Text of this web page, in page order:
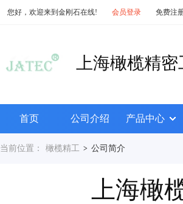
您好，欢迎来到金刚石在线! 会员登录 免费注
上海橄榄精
首页 公司介绍 产品中心
当前位置： 橄榄精工 > 公司简介
上海橄